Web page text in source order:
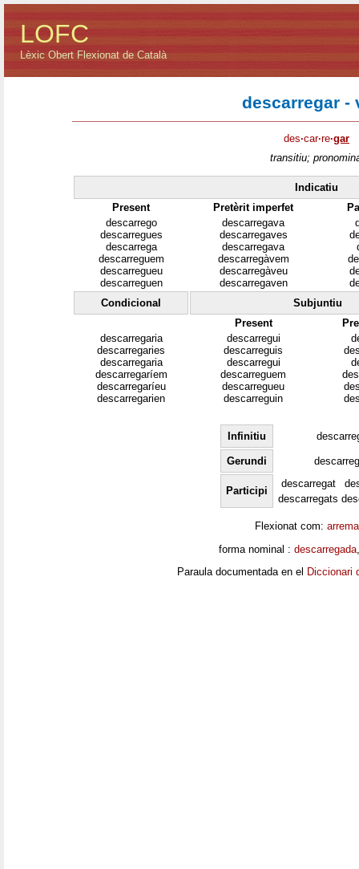
LOFC
Lèxic Obert Flexionat de Català
descarregar -
des·car·re·gar
transitiu;
Indicatiu
Present
Pretèrit imperfet
descarrego
descarregues
descarrega
descarreguem
descarregueu
descarreguen
descarregava
descarregaves
descarregava
descarregàvem
descarregàveu
descarregaven
Condicional
Subjuntiu
Present
descarregaria
descarregaries
descarregaria
descarregaríem
descarregaríeu
descarregarien
descarregui
descarreguis
descarregui
descarreguem
descarregueu
descarreguin
Infinitiu
Gerundi
Participi
descarregat
descarregats
Flexionat com:
forma nominal : descarregada
Paraula documentada en el Diccionari